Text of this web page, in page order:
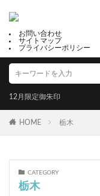
お問い合わせ
サイトマップ
プライバシーポリシー
御利益
鶴峯八幡宮
尾道市
強運守護
諏訪神社 三
12月限定御朱印
鹿角 八坂神社
12月限定御朱印
HOME 栃木
CATEGORY
栃木